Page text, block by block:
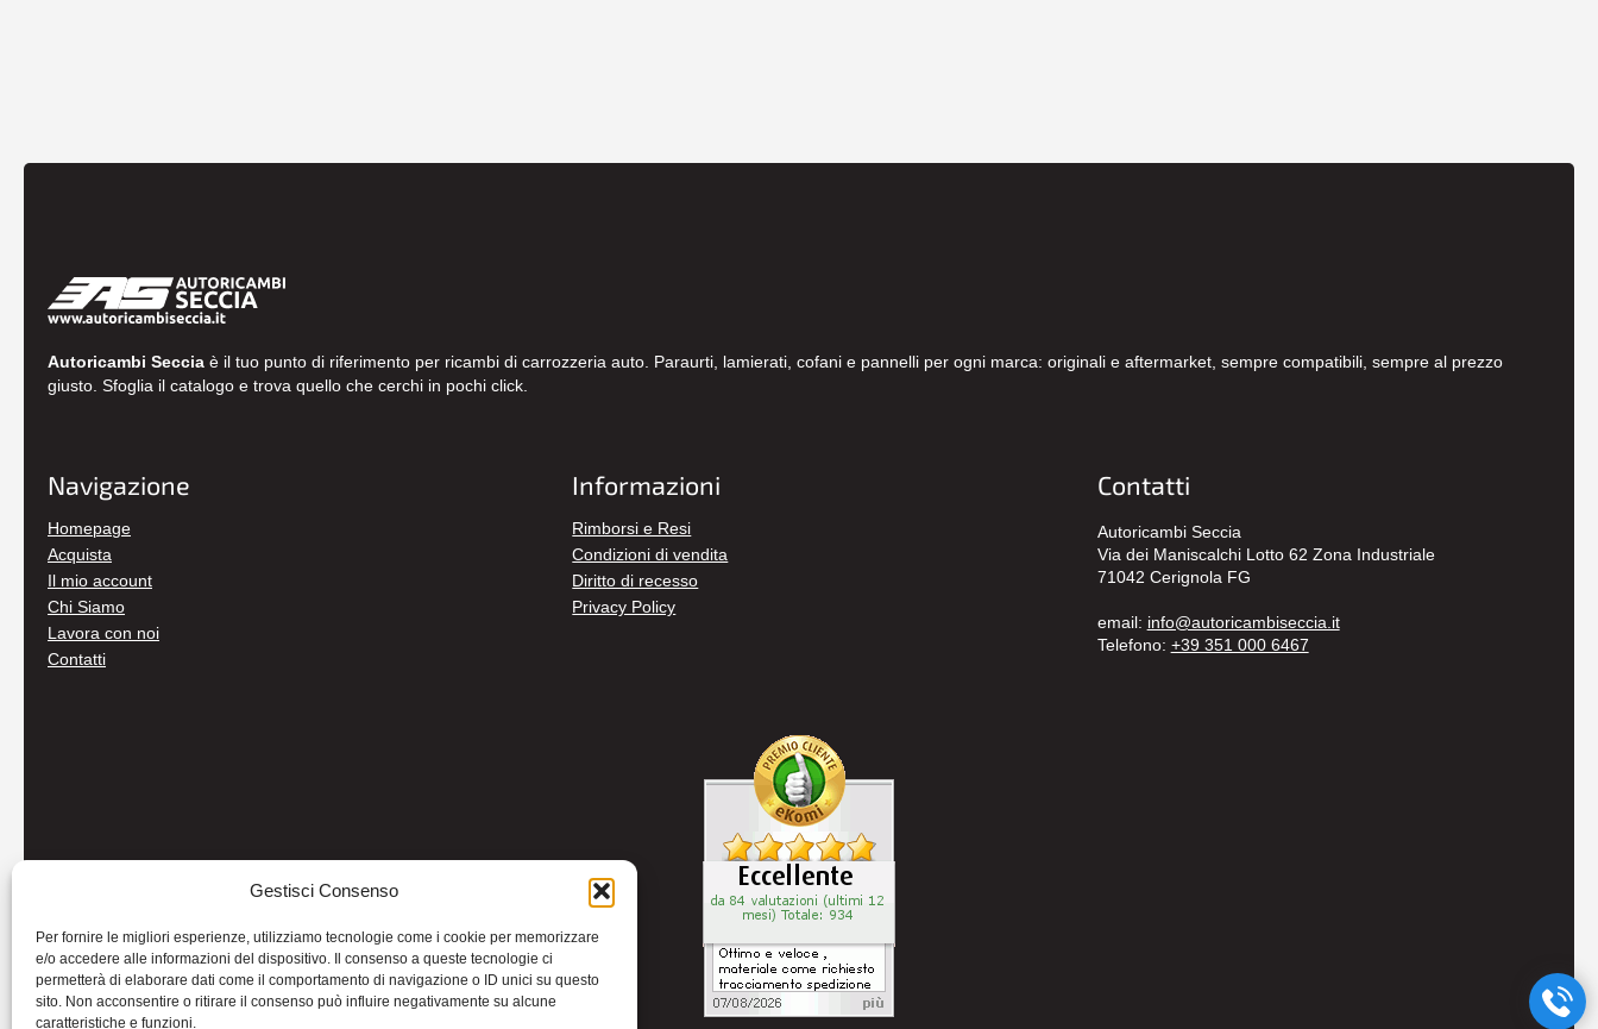
Gestisci Consenso
Per fornire le migliori esperienze, utilizziamo tecnologie come i cookie per memorizzare
e/o accedere alle informazioni del dispositivo. Il consenso a queste tecnologie ci
permetterà di elaborare dati come il comportamento di navigazione o ID unici su questo
sito. Non acconsentire o ritirare il consenso può influire negativamente su alcune
caratteristiche e funzioni.
Autoricambi Seccia è il tuo punto di riferimento per ricambi di carrozzeria auto. Paraurti, lamierati, cofani e pannelli per ogni marca: originali e aftermarket, sempre compatibili, sempre al prezzo
giusto. Sfoglia il catalogo e trova quello che cerchi in pochi click.
Navigazione
Homepage
Acquista
Il mio account
Chi Siamo
Lavora con noi
Contatti
Informazioni
Rimborsi e Resi
Condizioni di vendita
Diritto di recesso
Privacy Policy
Contatti
Autoricambi Seccia
Via dei Maniscalchi Lotto 62 Zona Industriale
71042 Cerignola FG
email: info@autoricambiseccia.it
Telefono: +39 351 000 6467